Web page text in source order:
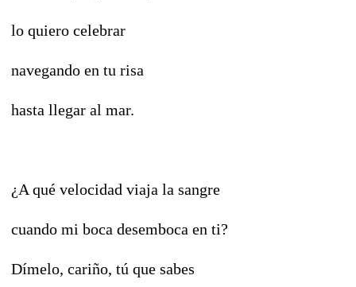
lo quiero celebrar
navegando en tu risa
hasta llegar al mar.
¿A qué velocidad viaja la sangre
cuando mi boca desemboca en ti?
Dímelo, cariño, tú que sabes